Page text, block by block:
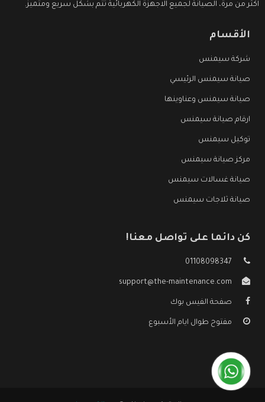
اكثر من مرة، الصيانة لجميع الاجهزة الكهربائية تتم بشكل سريع ومتميز.
الأقسام
شركة سيمنس
صيانة سيمنس الرئيسي
صيانة سيمنس وعناوينها
ارقام صيانة سيمنس
توكيل سيمنس
مركز صيانة سيمنس
صيانة غسالات سيمنس
صيانة ثلاجات سيمنس
كن دائما على تواصل معنا!
01108098347
support@the-maintenance.com
صفحة الفيس بوك
مفتوح طوال ايام الأسبوع